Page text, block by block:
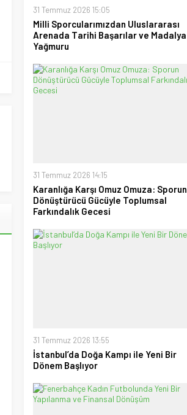
28 Temmuz 2026 15:15
Ufuk Ağca
31 Temmuz 2026 15:05
Milli Sporcularımızdan Uluslararası
Arenada Tarihi Başarılar ve Madalya
Yağmuru
31 Temmuz 2026 14:15
Karanlığa Karşı Omuz Omuza: Sporun
Dönüştürücü Gücüyle Toplumsal
Farkındalık Gecesi
31 Temmuz 2026 13:55
İstanbul’da Doğa Kampı ile Yeni Bir
Dönem Başlıyor